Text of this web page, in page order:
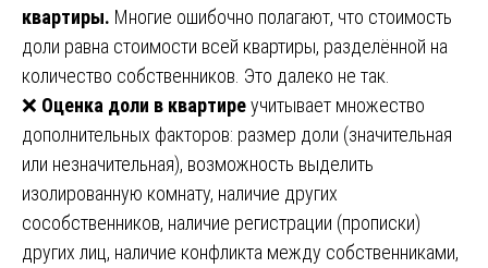
квартиры. Многие ошибочно полагают, что стоимость
доли равна стоимости всей квартиры, разделённой на
количество собственников. Это далеко не так.
❌ Оценка доли в квартиреучитывает множество
дополнительных факторов: размер доли (значительная
или незначительная), возможность выделить
изолированную комнату, наличие других
сособственников, наличие регистрации (прописки)
других лиц, наличие конфликта между собственниками,